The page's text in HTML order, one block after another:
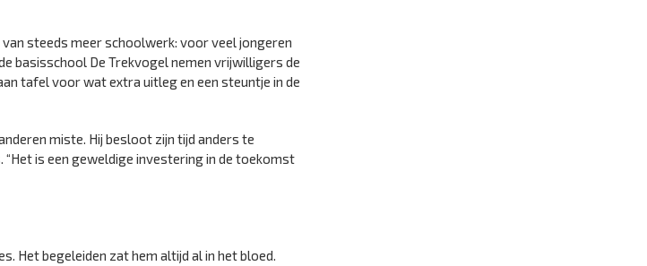
steeds meer schoolwerk: voor veel jongeren
basisschool De Trekvogel nemen vrijwilligers de
tafel voor wat extra uitleg en een steuntje in de
miste. Hij besloot zijn tijd anders te
is een geweldige investering in de toekomst
Het begeleiden zat hem altijd al in het bloed.